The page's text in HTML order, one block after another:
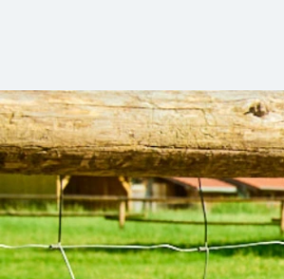
Auf Tuchfühlung mit
Grillen an der Isar, abhängen im